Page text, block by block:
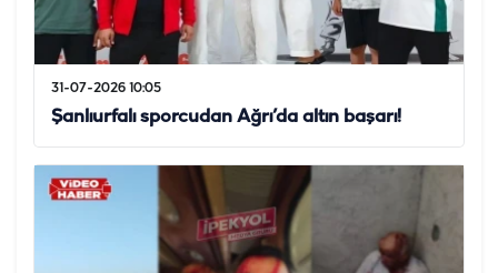
31-07-2026 10:05
Şanlıurfalı sporcudan Ağrı’da altın başarı!